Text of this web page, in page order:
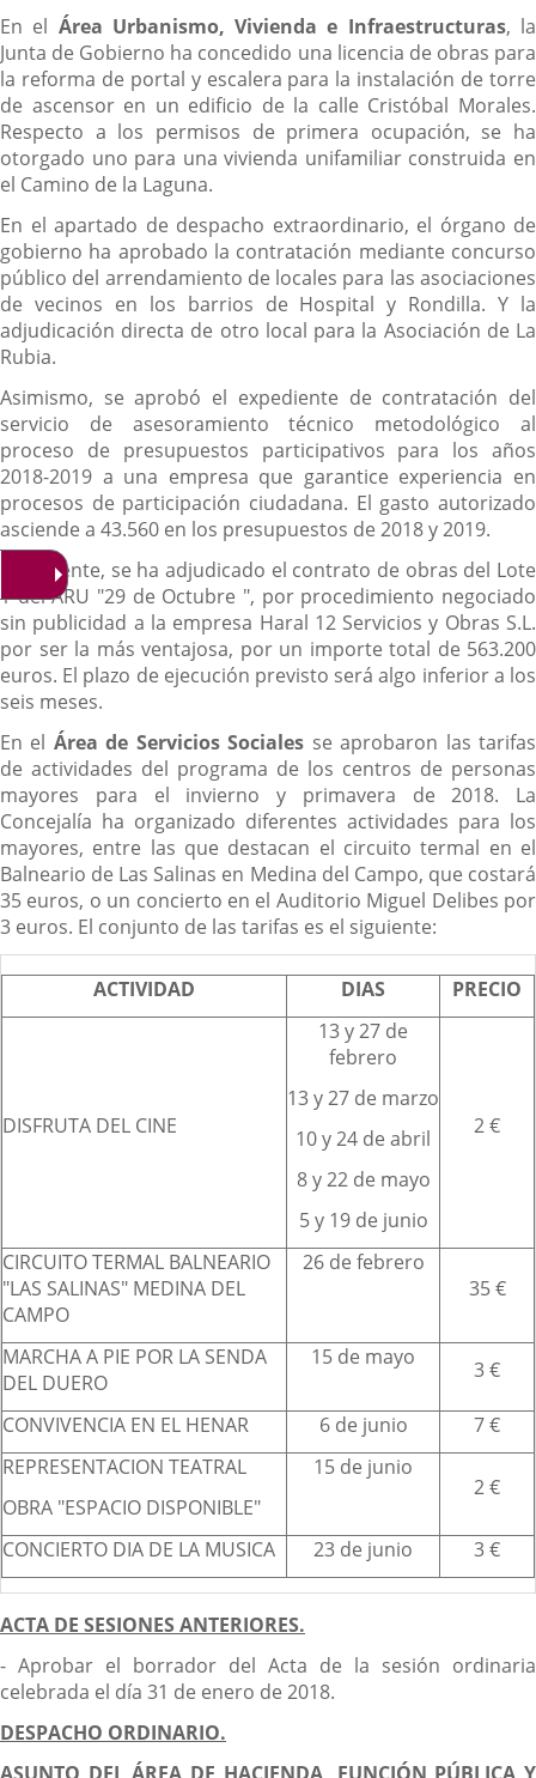
En el Área Urbanismo, Vivienda e Infraestructuras, la
Junta de Gobierno ha concedido una licencia de obras para
la reforma de portal y escalera para la instalación de torre
de ascensor en un edificio de la calle Cristóbal Morales.
Respecto a los permisos de primera ocupación, se ha
otorgado uno para una vivienda unifamiliar construida en
el Camino de la Laguna.
En el apartado de despacho extraordinario, el órgano de
gobierno ha aprobado la contratación mediante concurso
público del arrendamiento de locales para las asociaciones
de vecinos en los barrios de Hospital y Rondilla. Y la
adjudicación directa de otro local para la Asociación de La
Rubia.
Asimismo, se aprobó el expediente de contratación del
servicio de asesoramiento técnico metodológico al
proceso de presupuestos participativos para los años
2018-2019 a una empresa que garantice experiencia en
procesos de participación ciudadana. El gasto autorizado
asciende a 43.560 en los presupuestos de 2018 y 2019.
Finalmente, se ha adjudicado el contrato de obras del Lote
1 del ARU "29 de Octubre ", por procedimiento negociado
sin publicidad a la empresa Haral 12 Servicios y Obras S.L.
por ser la más ventajosa, por un importe total de 563.200
euros. El plazo de ejecución previsto será algo inferior a los
seis meses.
En el Área de Servicios Sociales se aprobaron las tarifas
de actividades del programa de los centros de personas
mayores para el invierno y primavera de 2018. La
Concejalía ha organizado diferentes actividades para los
mayores, entre las que destacan el circuito termal en el
Balneario de Las Salinas en Medina del Campo, que costará
35 euros, o un concierto en el Auditorio Miguel Delibes por
3 euros. El conjunto de las tarifas es el siguiente:
ACTIVIDAD DIAS PRECIO
DISFRUTA DEL CINE
13 y 27 de
febrero
13 y 27 de marzo
10 y 24 de abril
8 y 22 de mayo
5 y 19 de junio
2 €
CIRCUITO TERMAL BALNEARIO
"LAS SALINAS" MEDINA DEL
CAMPO
26 de febrero
35 €
MARCHA A PIE POR LA SENDA
DEL DUERO
15 de mayo 3 €
CONVIVENCIA EN EL HENAR 6 de junio
7 €
REPRESENTACION TEATRAL
OBRA "ESPACIO DISPONIBLE"
15 de junio
2 €
CONCIERTO DIA DE LA MUSICA 23 de junio 3 €
ACTA DE SESIONES ANTERIORES.
- Aprobar el borrador del Acta de la sesión ordinaria
celebrada el día 31 de enero de 2018.
DESPACHO ORDINARIO.